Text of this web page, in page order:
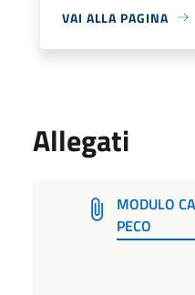
VAI ALLA PAGINA
Allegati
MODULO
PECO